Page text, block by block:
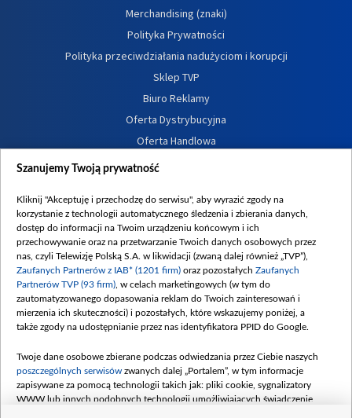
Merchandising (znaki)
Polityka Prywatności
Polityka przeciwdziałania nadużyciom i korupcji
Sklep TVP
Biuro Reklamy
Oferta Dystrybucyjna
Oferta Handlowa
Dostępność
Procedura zgłoszeń wewnętrznych
Szanujemy Twoją prywatność
Kliknij "Akceptuję i przechodzę do serwisu", aby wyrazić zgody na
korzystanie z technologii automatycznego śledzenia i zbierania danych,
dostęp do informacji na Twoim urządzeniu końcowym i ich
przechowywanie oraz na przetwarzanie Twoich danych osobowych przez
nas, czyli Telewizję Polską S.A. w likwidacji (zwaną dalej również „TVP”),
Zaufanych Partnerów z IAB* (1201 firm) oraz pozostałych Zaufanych
Partnerów TVP (93 firm) , w celach marketingowych (w tym do
zautomatyzowanego dopasowania reklam do Twoich zainteresowań i
mierzenia ich skuteczności) i pozostałych, które wskazujemy poniżej, a
także zgody na udostępnianie przez nas identyfikatora PPID do Google.
Twoje dane osobowe zbierane podczas odwiedzania przez Ciebie naszych
poszczególnych serwisów zwanych dalej „Portalem”, w tym informacje
zapisywane za pomocą technologii takich jak: pliki cookie, sygnalizatory
WWW lub innych podobnych technologii umożliwiających świadczenie